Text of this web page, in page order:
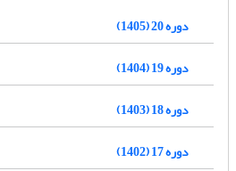
دوره 20 (1405)
دوره 19 (1404)
دوره 18 (1403)
دوره 17 (1402)